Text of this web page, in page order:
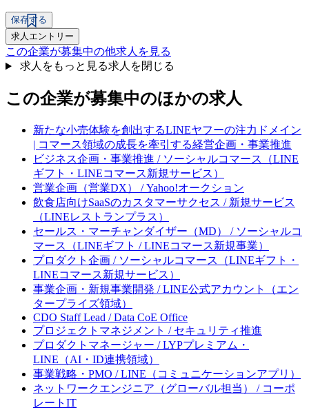
保存する
求人エントリー
この企業が募集中の他求人を見る
求人をもっと見る求人を閉じる
この企業が募集中のほかの求人
新たな小売体験を創出するLINEヤフーの注力ドメイン
| コマース領域の成長を牽引する経営企画・事業推進
ビジネス企画・事業推進 / ソーシャルコマース（LINE
ギフト・LINEコマース新規サービス）
営業企画（営業DX） / Yahoo!オークション
飲食店向けSaaSのカスタマーサクセス / 新規サービス
（LINEレストランプラス）
セールス・マーチャンダイザー（MD） / ソーシャルコ
マース（LINEギフト / LINEコマース新規事業）
プロダクト企画 / ソーシャルコマース（LINEギフト・
LINEコマース新規サービス）
事業企画・新規事業開発 / LINE公式アカウント（エン
タープライズ領域）
CDO Staff Lead / Data CoE Office
プロジェクトマネジメント / セキュリティ推進
プロダクトマネージャー / LYPプレミアム・
LINE（AI・ID連携領域）
事業戦略・PMO / LINE（コミュニケーションアプリ）
ネットワークエンジニア（グローバル担当） / コーポ
レートIT